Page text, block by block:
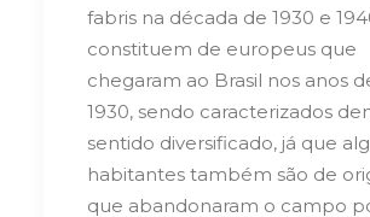
fabris na década de 1930 e
constituem de europeus que
chegaram ao Brasil nos anos
1930, sendo caracterizados
sentido diversificado, já que
habitantes também são de
que abandonaram o campo